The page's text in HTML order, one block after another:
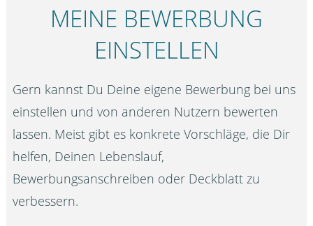
MEINE BEWERBUNG
EINSTELLEN
Gern kannst Du Deine eigene Bewerbung bei uns
einstellen und von anderen Nutzern bewerten
lassen. Meist gibt es konkrete Vorschläge, die Dir
helfen, Deinen Lebenslauf,
Bewerbungsanschreiben oder Deckblatt zu
verbessern.